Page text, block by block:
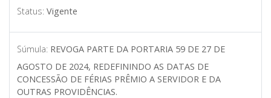
Status: Vigente
Súmula: REVOGA PARTE DA PORTARIA 59 DE 27 DE
AGOSTO DE 2024, REDEFININDO AS DATAS DE
CONCESSÃO DE FÉRIAS PRÊMIO A SERVIDOR E DA
OUTRAS PROVIDÊNCIAS.